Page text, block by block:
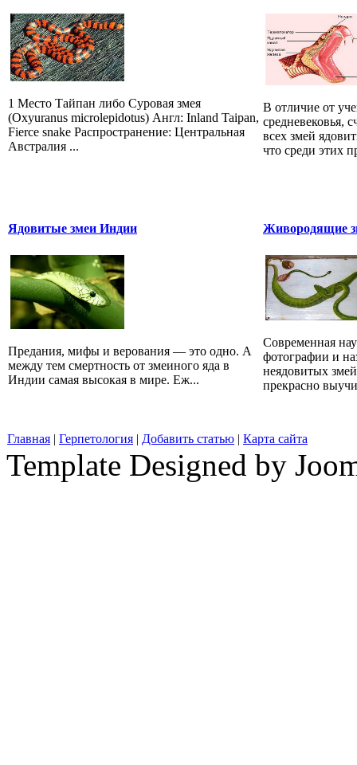
1 Место Тайпан либо Суровая змея
(Oxyuranus microlepidotus) Англ: Inland Taipan,
Fierce snake Распространение: Центральная
Австралия ...
В отличие от
средневековья,
всех змей
что среди этих
Ядовитые змеи Индии
Предания, мифы и верования — это одно. А
между тем смертность от змеиного яда в
Индии самая высокая в мире. Еж...
Живородящие
Современная
фотографии и
неядовитых
прекрасно
Главная | Герпетология | Добавить статью | Карта сайта
Template Designed by